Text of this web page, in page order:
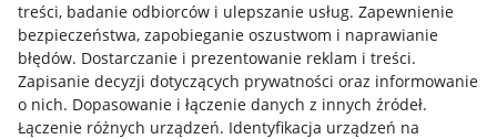
treści, badanie odbiorców i ulepszanie usług. Zapewnienie
bezpieczeństwa, zapobieganie oszustwom i naprawianie
błędów. Dostarczanie i prezentowanie reklam i treści.
Zapisanie decyzji dotyczących prywatności oraz informowanie
o nich. Dopasowanie i łączenie danych z innych źródeł.
Łączenie różnych urządzeń. Identyfikacja urządzeń na
Mapa miejscowości
Informacje prawne
Regulamin